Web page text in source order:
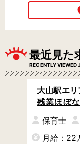
最近見た
RECENTLY VIEWED
大山駅エ
残業ほぼ
の振替休
す◎
保育士
月給：22